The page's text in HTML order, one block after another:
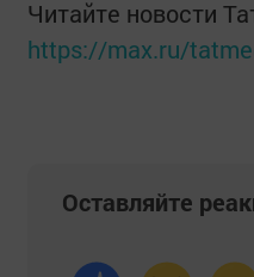
Читайте новости
https://max.ru/
Оставляйте